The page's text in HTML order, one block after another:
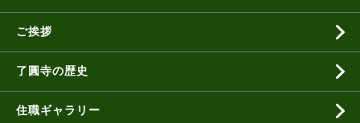
ご挨拶
了圓寺の歴史
住職ギャラリー